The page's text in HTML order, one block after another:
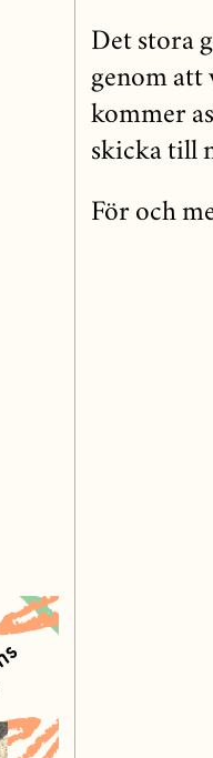
Det stora
genom
kommer
skicka till
För och